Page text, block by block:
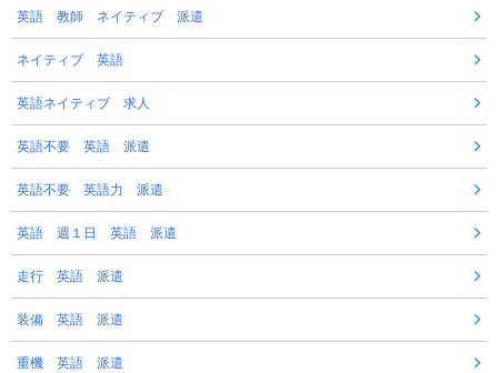
英語 教師 ネイティブ 派遣
ネイティブ 英語
英語ネイティブ 求人
英語不要 英語 派遣
英語不要 英語力 派遣
英語 週１日 英語 派遣
走行 英語 派遣
装備 英語 派遣
重機 英語 派遣